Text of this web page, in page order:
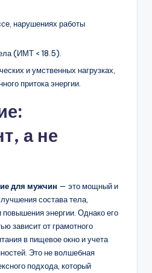
нарушениях работы
(ИМТ < 18.5).
и умственных нагрузках,
притока энергии.
а не
для мужчин — это мощный и
состава тела,
энергии. Однако его
зависит от грамотного
в пищевое окно и учета
Это не волшебная
подхода, который